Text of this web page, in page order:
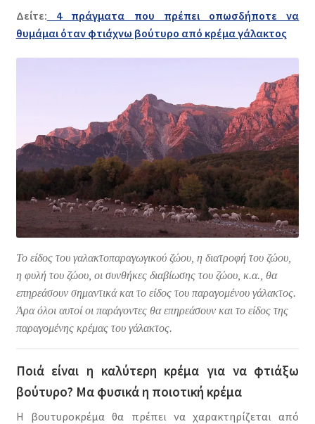
Δείτε: 4 πράγματα που πρέπει οπωσδήποτε να
θυμάμαι όταν φτιάχνω βούτυρο από κρέμα γάλακτος
Το είδος του γαλακτοπαραγωγικού ζώου, η διατροφή του ζώου,
η φυλή του ζώου, οι συνθήκες διαβίωσης του ζώου, κ.α., θα
επηρεάσουν σημαντικά και το είδος του παραγομένου γάλακτος.
Άρα όλοι αυτοί οι παράγοντες θα επηρεάσουν και το είδος της
παραγομένης κρέμας του γάλακτος.
Ποιά είναι η καλύτερη κρέμα για να φτιάξω
βούτυρο? Μα φυσικά η ποιοτική κρέμα
Η βουτυροκρέμα θα πρέπει να χαρακτηρίζεται από